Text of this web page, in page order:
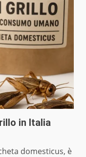
in Italia
domesticus, è